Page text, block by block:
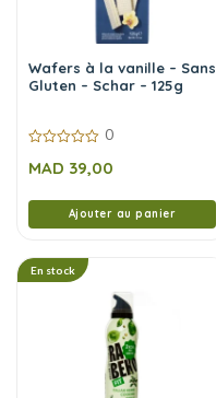
Wafers à la vanille – Sans
Gluten – Schar – 125g
sur
0
MAD 39,00
Ajouter au panier
En stock